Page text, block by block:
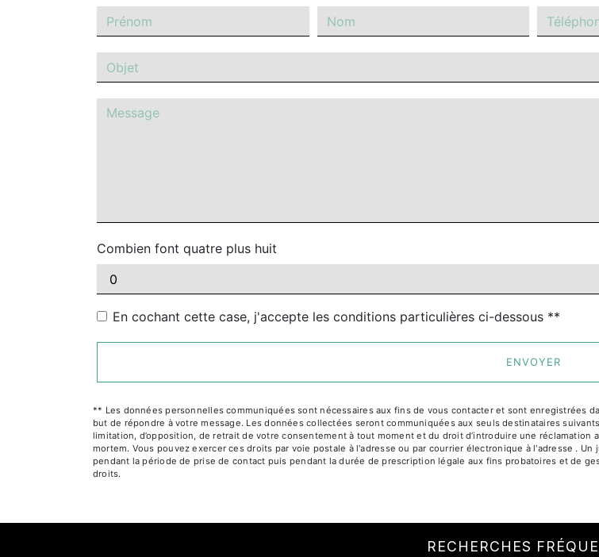
Combien font quatre plus huit
En cochant cette case, j'accepte les conditions particulières ci-dessous **
ENVOYER
** Les données personnelles communiquées sont nécessaires aux fins de vous contacter et sont enregistrées
but de répondre à votre message. Les données collectées seront communiquées aux seuls destinataires
limitation, d’opposition, de retrait de votre consentement à tout moment et du droit d’introduire une
mortem. Vous pouvez exercer ces droits par voie postale à l'adresse ou par courrier électronique à l'adresse .
pendant la période de prise de contact puis pendant la durée de prescription légale aux fins probatoires et de
droits.
RECHERCHES